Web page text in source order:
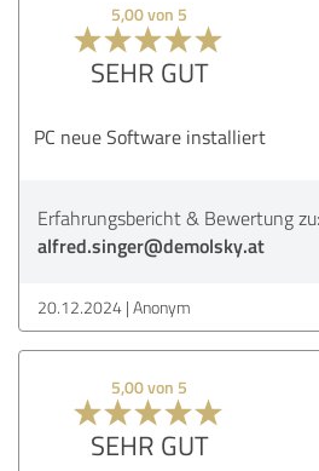
5,00 von 5
SEHR GUT
PC neue Software installiert
Erfahrungsbericht & Bewertung zu:
alfred.singer@demolsky.at
20.12.2024 Anonym
5,00 von 5
SEHR GUT